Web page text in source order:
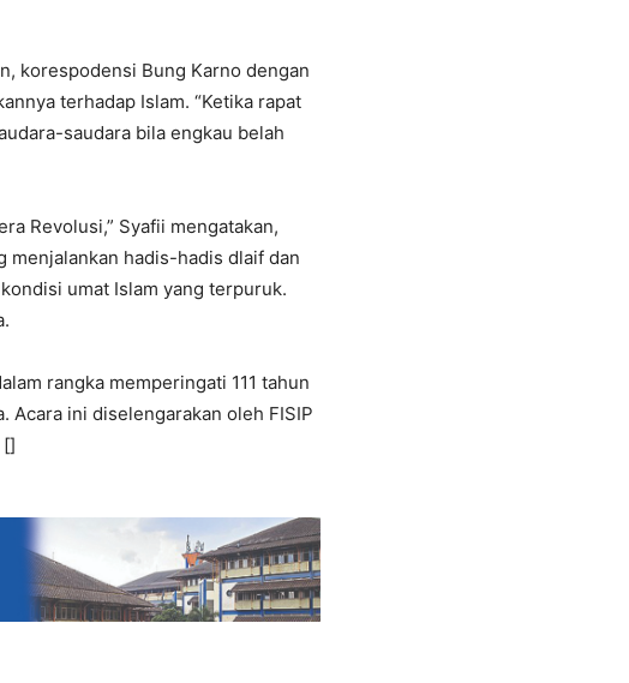
korespodensi Bung Karno dengan
terhadap Islam. “Ketika rapat
saudara bila engkau belah
Revolusi,” Syafii mengatakan,
menjalankan hadis-hadis dlaif dan
umat Islam yang terpuruk.
rangka memperingati 111 tahun
Acara ini diselengarakan oleh FISIP
[]